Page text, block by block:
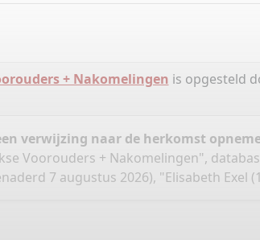
+ Nakomelingen is opgesteld
verwijzing naar de herkomst
Voorouders + Nakomelingen",
7 augustus 2026), "Elisabeth Exel